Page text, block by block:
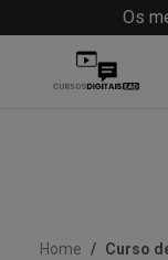
Os
Home Curso